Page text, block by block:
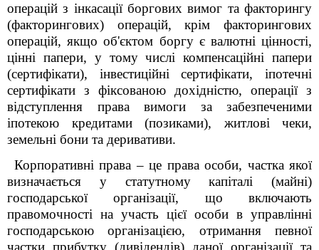
операцій з інкасації боргових вимог та факторингу
(факторингових) операцій, крім факторингових
операцій, якщо об'єктом боргу є валютні цінності,
цінні папери, у тому числі компенсаційні папери
(сертифікати), інвестиційні сертифікати, іпотечні
сертифікати з фіксованою дохідністю, операції з
відступлення права вимоги за забезпеченими
іпотекою кредитами (позиками), житлові чеки,
земельні бони та деривативи.
Корпоративні права – це права особи, частка якої
визначається у статутному капіталі (майні)
господарської організації, що включають
правомочності на участь цієї особи в управлінні
господарською організацією, отримання певної
частки прибутку (дивідендів) даної організації та